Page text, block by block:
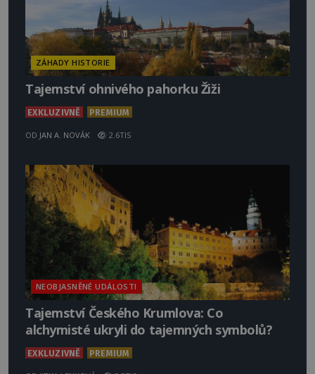
ZÁHADY HISTORIE
Tajemství ohnivého pahorku Žiži
EXKLUZIVNĚ PREMIUM
OD JAN A. NOVÁK 2.6TIS
NEOBJASNĚNÉ UDÁLOSTI
Tajemství Českého Krumlova: Co
alchymisté ukryli do tajemných symbolů?
EXKLUZIVNĚ PREMIUM